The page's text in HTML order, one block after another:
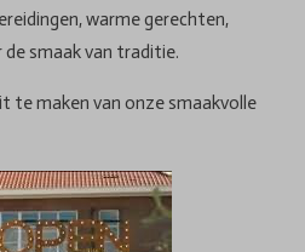
warme gerechten,
de smaak van traditie.
te maken van onze smaakvolle